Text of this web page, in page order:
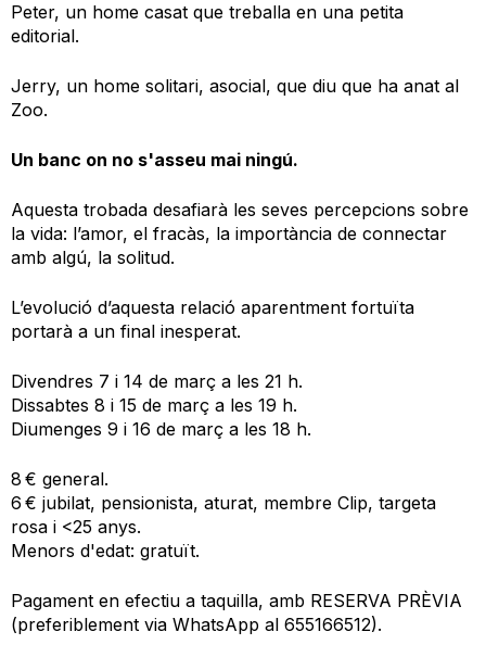
Peter, un home casat que treballa en una petita
editorial.
Jerry, un home solitari, asocial, que diu que ha anat al
Zoo.
Un banc on no s'asseu mai ningú.
Aquesta trobada desafiarà les seves percepcions sobre
la vida: l’amor, el fracàs, la importància de connectar
amb algú, la solitud.
L’evolució d’aquesta relació aparentment fortuïta
portarà a un final inesperat.
Divendres 7 i 14 de març a les 21 h.
Dissabtes 8 i 15 de març a les 19 h.
Diumenges 9 i 16 de març a les 18 h.
8 € general.
6 € jubilat, pensionista, aturat, membre Clip, targeta
rosa i <25 anys.
Menors d'edat: gratuït.
Pagament en efectiu a taquilla, amb RESERVA PRÈVIA
(preferiblement via WhatsApp al 655166512).